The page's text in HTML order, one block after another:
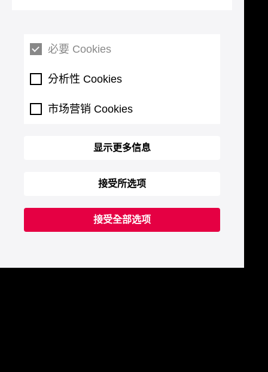
必要 Cookies
分析性 Cookies
市场营销 Cookies
显示更多信息
接受所选项
接受全部选项